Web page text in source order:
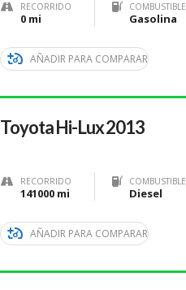
RECORRIDO
0 mi
COMBUSTIBLE
Gasolina
AÑADIR PARA COMPARAR
Toyota Hi-Lux 2013
RECORRIDO
141000 mi
COMBUSTIBLE
Diesel
AÑADIR PARA COMPARAR